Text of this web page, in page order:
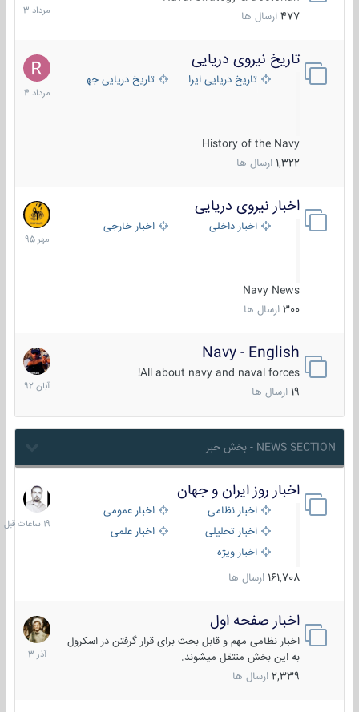
477 ارسال ها
1403
تاریخ نیروی دریایی
تاریخ دریایی ایران تاریخ دریایی جهان
History of the Navy
1,322 ارسال ها
16
مرداد
1404
اخبار نیروی دریایی
اخبار داخلی اخبار خارجی
Navy News
300 ارسال ها
27
مهر
1395
Navy - English
All about navy and naval forces!
ارسال ها
22
آبان
1392
NEWS SECTION - بخش خبر
اخبار روز ایران و جهان
اخبار نظامی
اخبار عمومی
اخبار تحلیلی
اخبار علمی
اخبار ویژه
161,708 ارسال ها
19
ساعات
قبل
اخبار صفحه اول
اخبار نظامی مهم و قابل بحث برای قرار گرفتن در اسکرول
به این بخش منتقل میشوند.
2,339 ارسال ها
7
آذر
1403